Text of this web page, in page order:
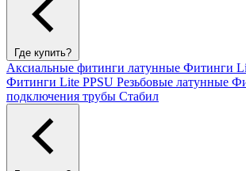
Где купить?
Аксиальные фитинги латунные Фитинги
Фитинги Lite PPSU Резьбовые латунные
подключения трубы Стабил